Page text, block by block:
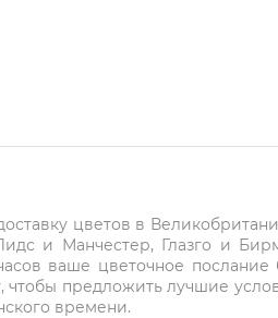
цветов в
и Манчестер, Глазго и
ваше цветочное
чтобы предложить лучшие
времени.